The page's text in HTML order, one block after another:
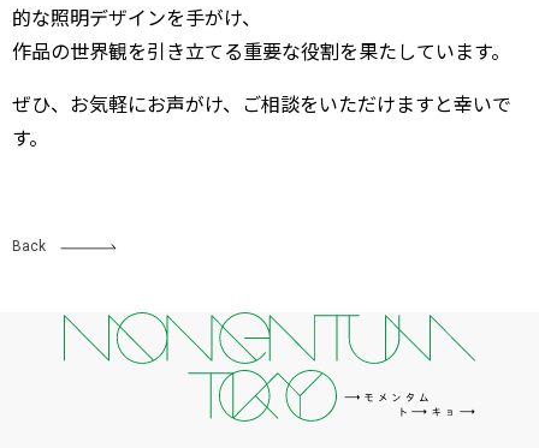
的な照明デザインを手がけ、
作品の世界観を引き立てる重要な役割を果たしています。
ぜひ、お気軽にお声がけ、ご相談をいただけますと幸いで
す。
Back